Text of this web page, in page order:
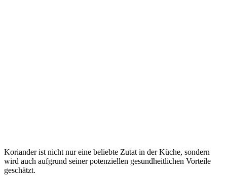
Koriander ist nicht nur eine beliebte Zutat in der Küche, sondern
wird auch aufgrund seiner potenziellen gesundheitlichen Vorteile
geschätzt.